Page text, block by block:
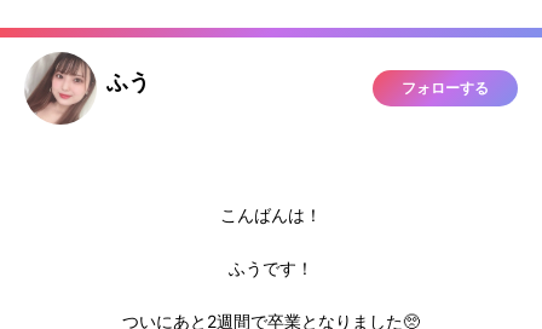
ふう フォローする
こんばんは！
ふうです！
ついにあと2週間で卒業となりました🥺